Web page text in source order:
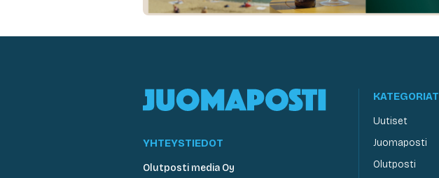
YHTEYSTIEDOT
Olutposti media Oy
KATEGORIAT
Uutiset
Juomaposti
Olutposti